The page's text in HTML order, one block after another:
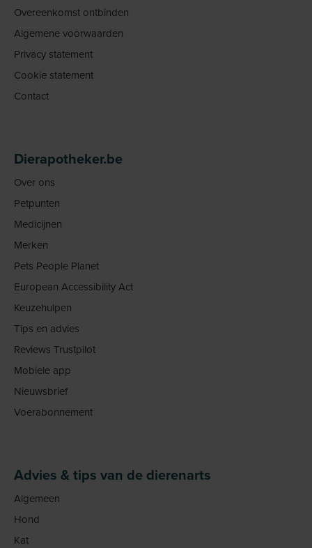
Overeenkomst ontbinden
Algemene voorwaarden
Privacy statement
Cookie statement
Contact
Dierapotheker.be
Over ons
Petpunten
Medicijnen
Merken
Pets People Planet
European Accessibility Act
Keuzehulpen
Tips en advies
Reviews Trustpilot
Mobiele app
Nieuwsbrief
Voerabonnement
Advies & tips van de dierenarts
Algemeen
Hond
Kat